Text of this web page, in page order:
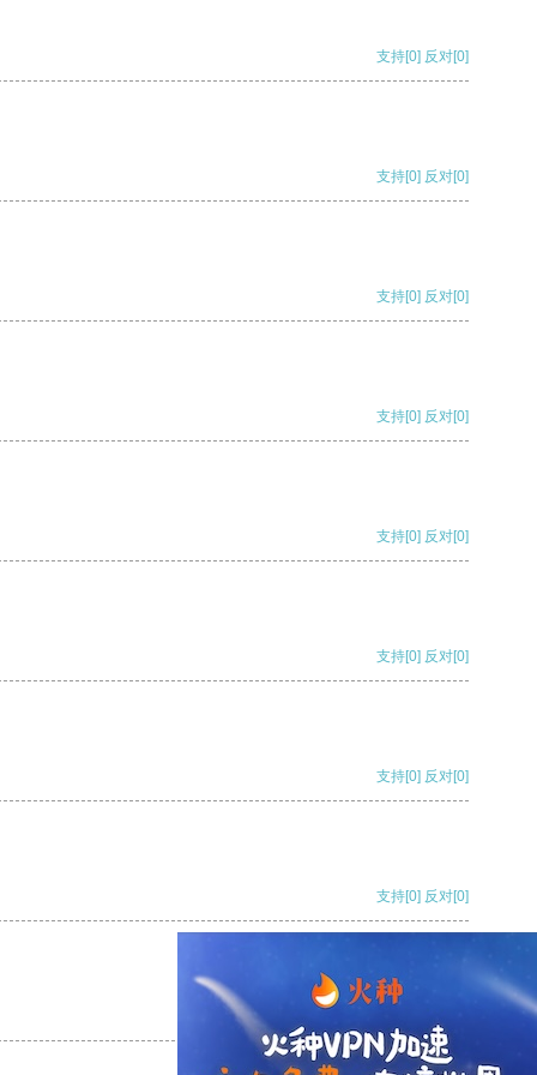
支持[0] 反对[0]
支持[0] 反对[0]
支持[0] 反对[0]
支持[0] 反对[0]
支持[0] 反对[0]
支持[0] 反对[0]
支持[0] 反对[0]
支持[0] 反对[0]